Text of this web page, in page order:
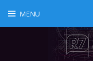
MENU